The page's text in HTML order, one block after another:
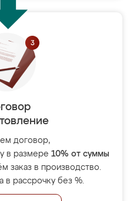
договор,
в размере 10% от суммы
заказ в производство.
в рассрочку без %.